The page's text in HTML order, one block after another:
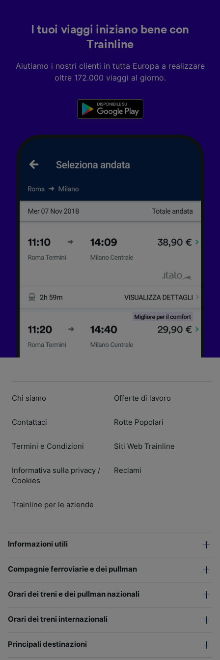
I tuoi viaggi iniziano bene con
Trainline
Aiutiamo i nostri clienti in tutta Europa a realizzare
oltre 172.000 viaggi al giorno.
Chi siamo
Contattaci
Termini e Condizioni
Informativa sulla privacy /
Cookies
Trainline per le aziende
Offerte di lavoro
Rotte Popolari
Siti Web Trainline
Reclami
Informazioni utili
Compagnie ferroviarie e dei pullman
Orari dei treni e dei pullman nazionali
Orari dei treni internazionali
Principali destinazioni
personalizzati, misurazione delle prestazioni
dei contenuti e degli annunci, ricerche sul
pubblico, sviluppo di servizi.
Elenco dei partner (fornitori)